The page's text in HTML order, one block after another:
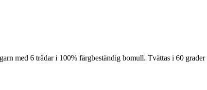
med 6 trådar i 100% färgbeständig bomull. Tvättas i 60 grader